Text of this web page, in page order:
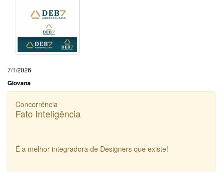
7/1/2026
Giovana
Concorrência
Fato Inteligência
É a melhor integradora de Designers que existe!